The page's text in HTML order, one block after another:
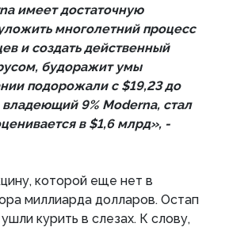
имеет достаточную
многолетний процесс
и создать действенный
будоражит умы
подорожали с $19,23 до
владеющий 9% Moderna, стал
в $1,6 млрд», -
которой еще нет в
миллиарда долларов. Остап
курить в слезах. К слову,